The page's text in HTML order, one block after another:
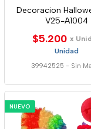
Decoracion
V25-A1004
$5.200 x
Unidad
39942525 - Sin
NUEVO